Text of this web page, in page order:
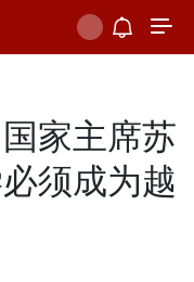
家主席苏
须成为越